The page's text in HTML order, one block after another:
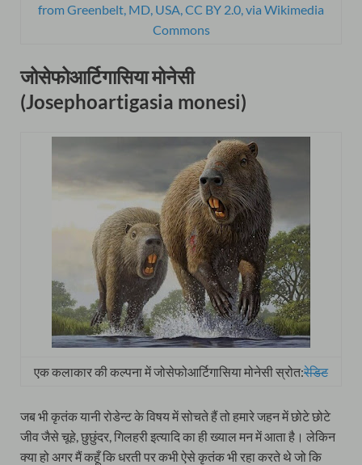
from Greenbelt, MD, USA, CC BY 2.0, via Wikimedia
Commons
जोसेफोआर्टिगासिया मोनेसी
(Josephoartigasia monesi)
एक कलाकार की कल्पना में जोसेफोआर्टिगासिया मोनेसी स्रोत:रेडिट
जब भी कृतंक यानी रोडेन्ट के विषय में सोचते हैं तो हमारे जहन में छोटे छोटे
जीव जैसे चूहे, छुछुंदर, गिलहरी इत्यादि का ही ख्याल मन में आता है। लेकिन
क्या हो अगर मैं कहूँ कि धरती पर कभी ऐसे कृतंक भी रहा करते थे जो कि